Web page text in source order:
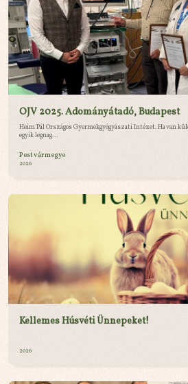
OJV 2025. Adományátadó, Budapest
Heim Pál Országos Gyermekgyógyászati Intézet. Ha van
egyik legnag...
Pest vármegye
2026
Kellemes Húsvéti Ünnepeket!
2026